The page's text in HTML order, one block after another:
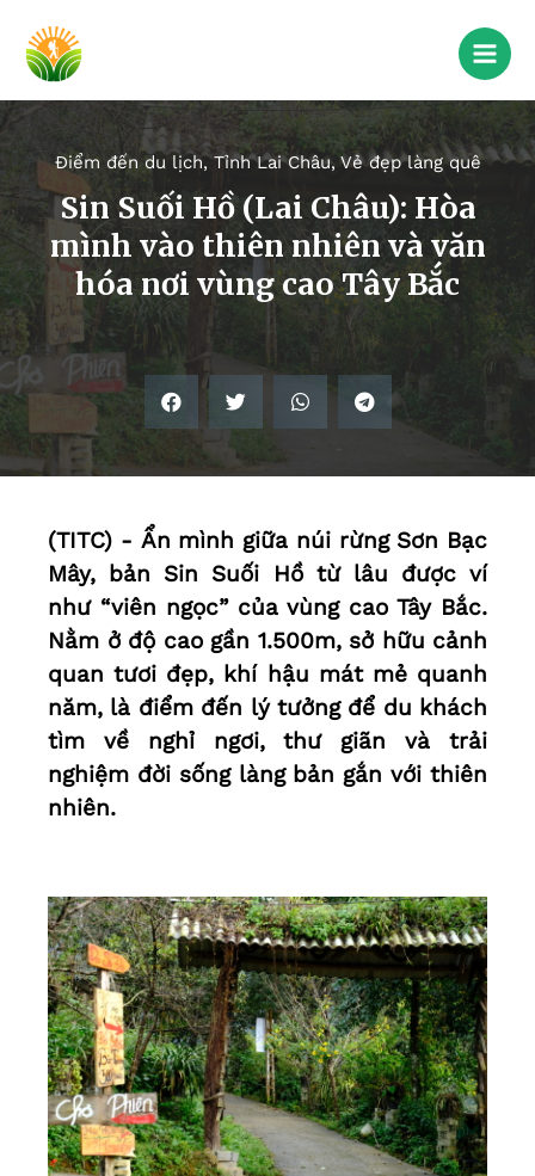
Điểm đến du lịch,Tỉnh Lai Châu, Vẻ đẹp làng quê
Sin Suối Hồ (Lai Châu): Hòa
mình vào thiên nhiên và văn
hóa nơi vùng cao Tây Bắc
(TITC) - Ẩn mình giữa núi rừng Sơn Bạc
Mây, bản Sin Suối Hồ từ lâu được ví
như “viên ngọc” của vùng cao Tây Bắc.
Nằm ở độ cao gần 1.500m, sở hữu cảnh
quan tươi đẹp, khí hậu mát mẻ quanh
năm, là điểm đến lý tưởng để du khách
tìm về nghỉ ngơi, thư giãn và trải
nghiệm đời sống làng bản gắn với thiên
nhiên.